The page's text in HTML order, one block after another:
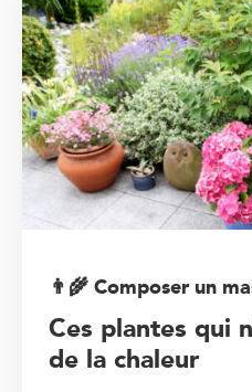
👨‍🌾 Composer un
Ces plantes qui
de la chaleur